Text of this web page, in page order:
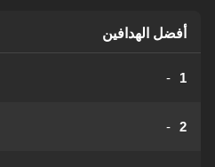
أفضل الهدافين
1
-
2
-